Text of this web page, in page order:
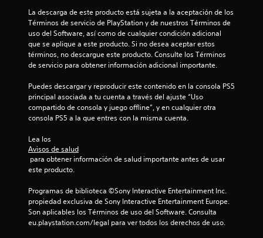
a
l
i
f
i
a
i
o
La descarga de este producto está sujeta a la aceptación de los
Términos de servicio de PlayStation y de nuestros Términos de
uso del Software, así como de cualquier condición adicional
que se aplique a este producto. Si no desea aceptar estos
términos, no descargue este producto. Consulte los Términos
de servicio para obtener información adicional importante.
Puedes descargar y reproducir este contenido en la consola PS5
principal asociada a tu cuenta a través del ajuste “Uso
compartido de consola y juego offline”, y en cualquier otra
consola PS5 a la que entres con la misma cuenta.
Lea los
Avisos de salud
este producto.
Programas de biblioteca ©Sony Interactive Entertainment Inc.
propiedad exclusiva de Sony Interactive Entertainment Europe.
Son aplicables los Términos de uso del Software. Consulta
eu.playstation.com/legal para ver todos los derechos de uso.